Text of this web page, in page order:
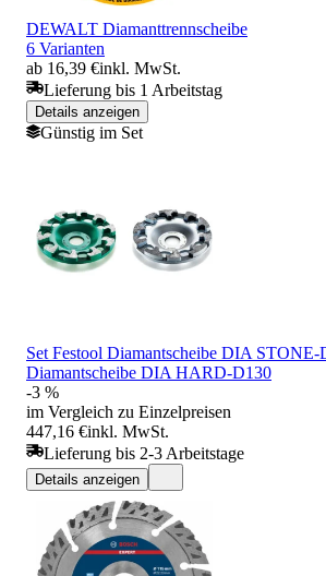
DEWALT Diamanttrennscheibe
6 Varianten
ab 16,39 €inkl. MwSt.
Lieferung bis 1 Arbeitstag
Details anzeigen
Günstig im Set
Set Festool Diamantscheibe DIA
Diamantscheibe DIA HARD-D130
-3 %
im Vergleich zu Einzelpreisen
447,16 €inkl. MwSt.
Lieferung bis 2-3 Arbeitstage
Details anzeigen